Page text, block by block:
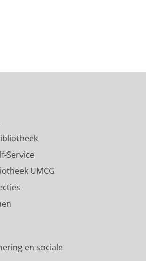
Service
UMCG
en sociale